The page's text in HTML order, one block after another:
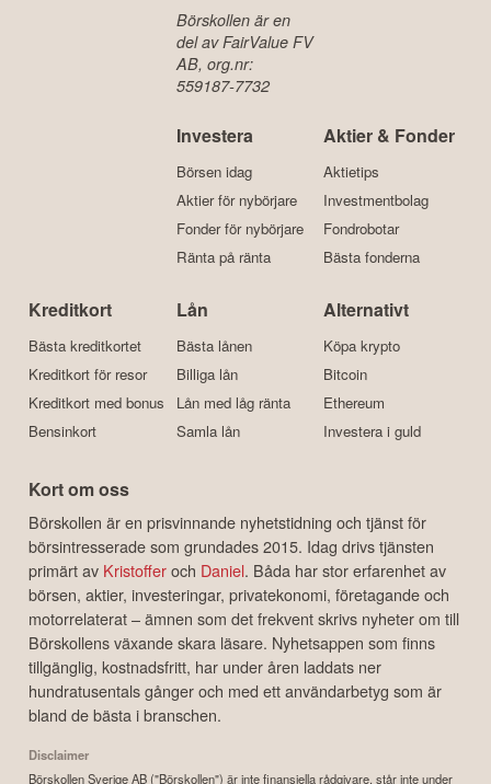
Börskollen är en
del av FairValue FV
AB, org.nr:
559187-7732
Investera
Börsen idag
Aktier för nybörjare
Fonder för nybörjare
Ränta på ränta
Aktier & Fonder
Aktietips
Investmentbolag
Fondrobotar
Bästa fonderna
Kreditkort
Bästa kreditkortet
Kreditkort för resor
Kreditkort med bonus
Bensinkort
Lån
Bästa lånen
Billiga lån
Lån med låg ränta
Samla lån
Alternativt
Köpa krypto
Bitcoin
Ethereum
Investera i guld
Kort om oss
Börskollen är en prisvinnande nyhetstidning och tjänst för
börsintresserade som grundades 2015. Idag drivs tjänsten
primärt av Kristofferoch Daniel. Båda har stor erfarenhet av
börsen, aktier, investeringar, privatekonomi, företagande och
motorrelaterat – ämnen som det frekvent skrivs nyheter om till
Börskollens växande skara läsare. Nyhetsappen som finns
tillgänglig, kostnadsfritt, har under åren laddats ner
hundratusentals gånger och med ett användarbetyg som är
bland de bästa i branschen.
Disclaimer
Börskollen Sverige AB ("Börskollen") är inte finansiella rådgivare, står inte under